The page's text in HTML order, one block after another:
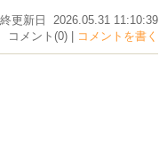
更新日 2026.05.31 11:10:39
コメント(0) |
コメントを書く